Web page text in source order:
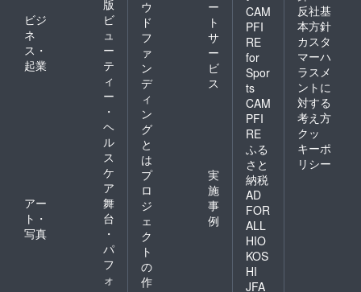
版
ビジ
ネ
ス・
起業
ビ
ュ
ー
テ
ィ
ー
・
ヘ
ル
ス
ケ
ア
アー
ト・
写真
舞
台
・
パ
フ
ォ
ウ
ド
フ
ァ
ン
デ
ィ
ン
グ
と
は
ー
ト
サ
ー
ビ
ス
プ
ロ
ジ
ェ
ク
ト
の
作
実
施
事
例
CAM
PFI
RE
for
Spor
ts
CAM
PFI
RE
ふる
さと
納税
AD
FOR
ALL
HIO
KOS
HI
JFA
反社基
本方針
カスタ
マーハ
ラスメ
ントに
対する
考え方
クッ
キーポ
リシー